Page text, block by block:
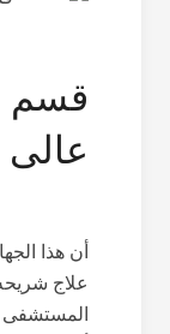
قسم
عالی
أن هذا
علاج